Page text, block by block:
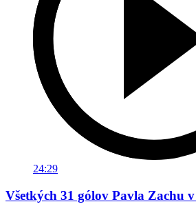
24:29
Všetkých 31 gólov Pavla Zachu v